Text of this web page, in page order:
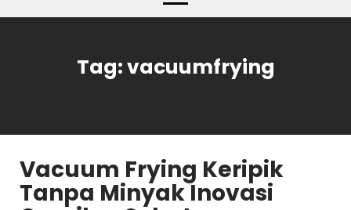
Tag:vacuumfrying
Vacuum Frying Keripik
Tanpa Minyak Inovasi